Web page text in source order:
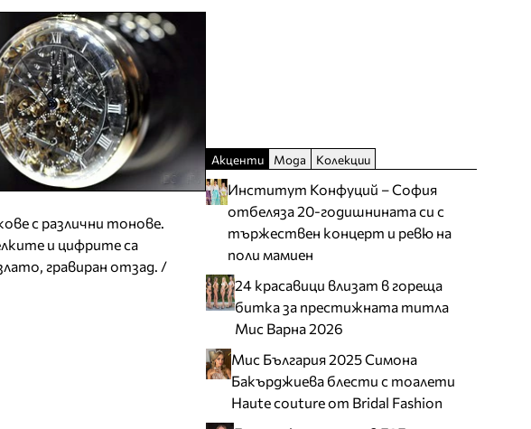
с различни тонове.
и цифрите са
гравиран отзад. /
Акценти Мода Колекции
Институт Конфуций – София
отбеляза 20-годишнината си с
тържествен концерт и ревю на
поли мамиен
24 красавици влизат в гореща
битка за престижната титла
Мис Варна 2026
Мис България 2025 Симона
Бакърджиева блести с тоалети
Haute couture от Bridal Fashion